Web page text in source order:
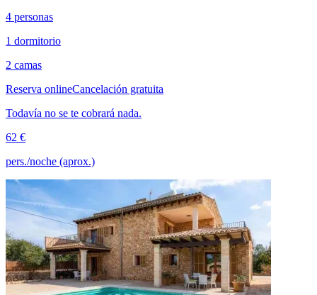
4 personas
1 dormitorio
2 camas
Reserva onlineCancelación gratuita
Todavía no se te cobrará nada.
62 €
pers./noche (aprox.)